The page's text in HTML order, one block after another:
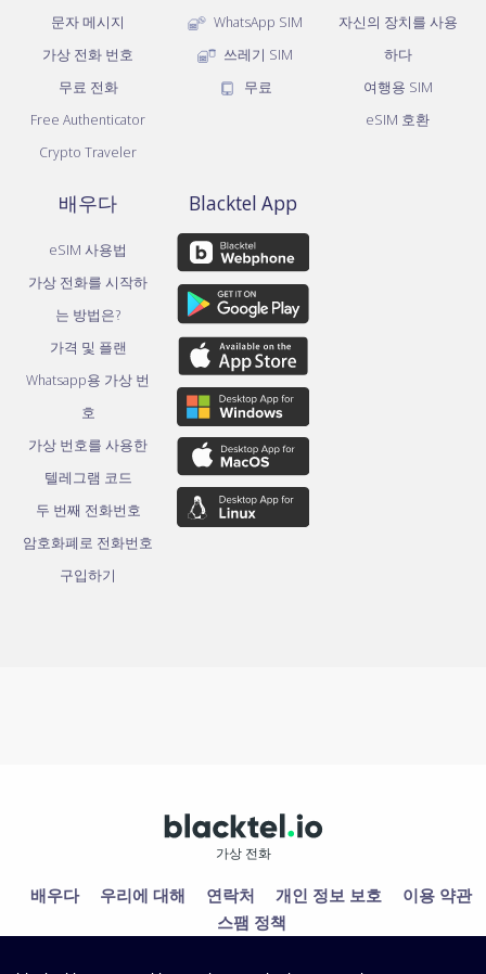
문자 메시지
가상 전화 번호
무료 전화
Free Authenticator
Crypto Traveler
WhatsApp SIM
쓰레기 SIM
무료
자신의 장치를 사용
하다
여행용 SIM
eSIM 호환
배우다
eSIM 사용법
가상 전화를 시작하
는 방법은?
가격 및 플랜
Whatsapp용 가상 번
호
가상 번호를 사용한
텔레그램 코드
두 번째 전화번호
암호화폐로 전화번호
구입하기
Blacktel App
가상 전화
배우다 우리에 대해 연락처 개인 정보 보호
이용 약관
스팸 정책